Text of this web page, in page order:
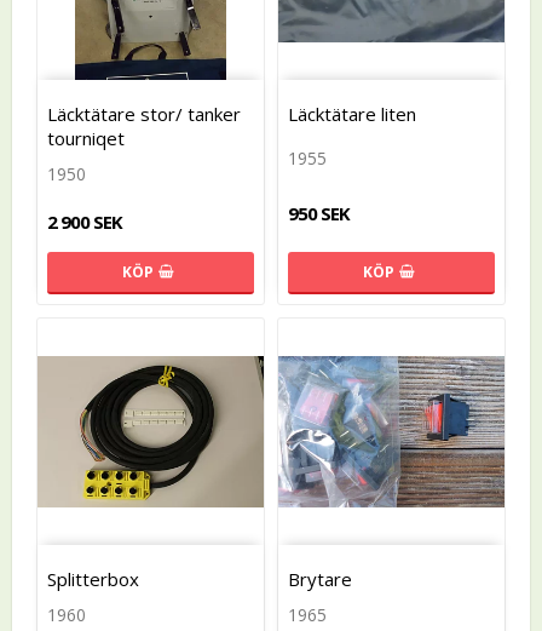
Läcktätare stor/ tanker
tourniqet
1950
2 900 SEK
KÖP
Läcktätare liten
1955
950 SEK
KÖP
Splitterbox
1960
Brytare
1965